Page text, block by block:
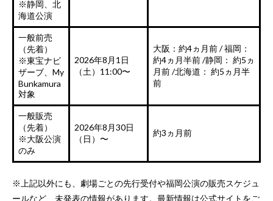
※静岡、北
海道公演
一般前売
（先着）
※東宝ナビ
ザーブ、My
Bunkamura
対象
2026年8月1日
（土）11:00〜
大阪：約4ヵ月前 / 福岡：
約4ヵ月半前 /静岡： 約5ヵ
月前 /北海道： 約5ヵ月半
前
一般販売
（先着）
※大阪公演
のみ
2026年8月30日
（日）〜
約3ヵ月前
※上記以外にも、劇場ごとの先行受付や福岡公演の販売スケジュ
ールなど、未発表の情報があります。最新情報は公式サイトをご